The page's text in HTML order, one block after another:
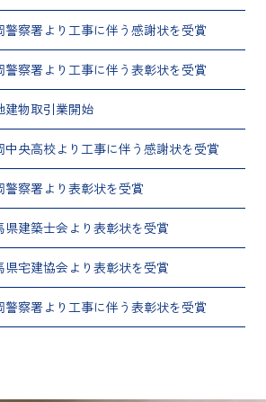
警察署より工事に伴う感謝状を受賞
警察署より工事に伴う表彰状を受賞
建物取引業開始
中央高校より工事に伴う感謝状を受賞
警察署より表彰状を受賞
県建築士会より表彰状を受賞
県宅建協会より表彰状を受賞
警察署より工事に伴う表彰状を受賞